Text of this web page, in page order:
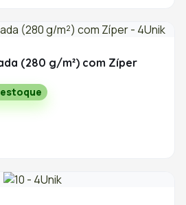
(280 g/m²) com Zíper